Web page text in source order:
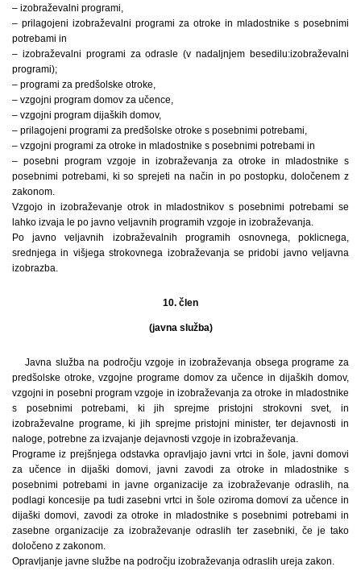
– izobraževalni programi,
– prilagojeni izobraževalni programi za otroke in mladostnike s posebnimi
potrebami in
– izobraževalni programi za odrasle (v nadaljnjem besedilu:izobraževalni
programi);
– programi za predšolske otroke,
– vzgojni program domov za učence,
– vzgojni program dijaških domov,
– prilagojeni programi za predšolske otroke s posebnimi potrebami,
– vzgojni programi za otroke in mladostnike s posebnimi potrebami in
– posebni program vzgoje in izobraževanja za otroke in mladostnike s
posebnimi potrebami, ki so sprejeti na način in po postopku, določenem z
zakonom.
Vzgojo in izobraževanje otrok in mladostnikov s posebnimi potrebami se
lahko izvaja le po javno veljavnih programih vzgoje in izobraževanja.
Po javno veljavnih izobraževalnih programih osnovnega, poklicnega,
srednjega in višjega strokovnega izobraževanja se pridobi javno veljavna
izobrazba.
10. člen
(javna služba)
Javna služba na področju vzgoje in izobraževanja obsega programe za
predšolske otroke, vzgojne programe domov za učence in dijaških domov,
vzgojni in posebni program vzgoje in izobraževanja za otroke in mladostnike
s posebnimi potrebami, ki jih sprejme pristojni strokovni svet, in
izobraževalne programe, ki jih sprejme pristojni minister, ter dejavnosti in
naloge, potrebne za izvajanje dejavnosti vzgoje in izobraževanja.
Programe iz prejšnjega odstavka opravljajo javni vrtci in šole, javni domovi
za učence in dijaški domovi, javni zavodi za otroke in mladostnike s
posebnimi potrebami in javne organizacije za izobraževanje odraslih, na
podlagi koncesije pa tudi zasebni vrtci in šole oziroma domovi za učence in
dijaški domovi, zavodi za otroke in mladostnike s posebnimi potrebami in
zasebne organizacije za izobraževanje odraslih ter zasebniki, če je tako
določeno z zakonom.
Opravljanje javne službe na področju izobraževanja odraslih ureja zakon.